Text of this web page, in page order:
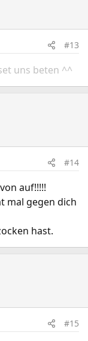
#13
uns beten ^^
#14
auf!!!!!
mal gegen dich
hast.
#15